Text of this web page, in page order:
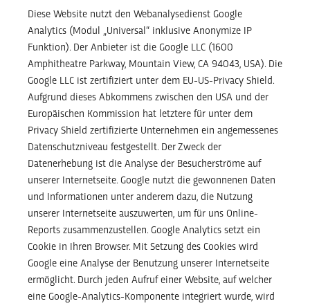
Diese Website nutzt den Webanalysedienst Google
Analytics (Modul „Universal“ inklusive Anonymize IP
Funktion). Der Anbieter ist die Google LLC (1600
Amphitheatre Parkway, Mountain View, CA 94043, USA). Die
Google LLC ist zertifiziert unter dem EU-US-Privacy Shield.
Aufgrund dieses Abkommens zwischen den USA und der
Europäischen Kommission hat letztere für unter dem
Privacy Shield zertifizierte Unternehmen ein angemessenes
Datenschutzniveau festgestellt. Der Zweck der
Datenerhebung ist die Analyse der Besucherströme auf
unserer Internetseite. Google nutzt die gewonnenen Daten
und Informationen unter anderem dazu, die Nutzung
unserer Internetseite auszuwerten, um für uns Online-
Reports zusammenzustellen. Google Analytics setzt ein
Cookie in Ihren Browser. Mit Setzung des Cookies wird
Google eine Analyse der Benutzung unserer Internetseite
ermöglicht. Durch jeden Aufruf einer Website, auf welcher
eine Google-Analytics-Komponente integriert wurde, wird